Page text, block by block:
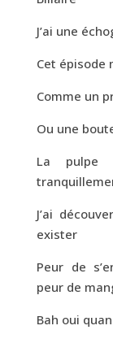
J’ai une
Cet épisode
Comme un
Ou une
La pulpe
J’ai
exister
Peur de
peur de
Bah oui